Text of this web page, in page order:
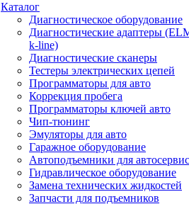
Каталог
Диагностическое оборудование
Диагностические адаптеры
k-line)
Диагностические сканеры
Тестеры электрических цепей
Программаторы для авто
Коррекция пробега
Программаторы ключей авто
Чип-тюнинг
Эмуляторы для авто
Гаражное оборудование
Автоподъемники для
Гидравлическое оборудование
Замена технических жидкостей
Запчасти для подъемников